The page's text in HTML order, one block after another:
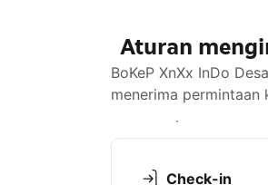
Aturan
BoKeP XnXx InDo
menerima permintaan
Lihat ketersediaan
Check-in